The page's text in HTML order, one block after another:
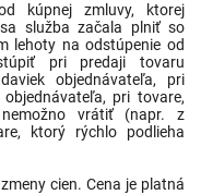
kúpnej zmluvy, ktorej
služba začala plniť so
lehoty na odstúpenie od
pri predaji tovaru
objednávateľa, pri
pri tovare,
vrátiť (napr. z
ktorý rýchlo podlieha
cien. Cena je platná